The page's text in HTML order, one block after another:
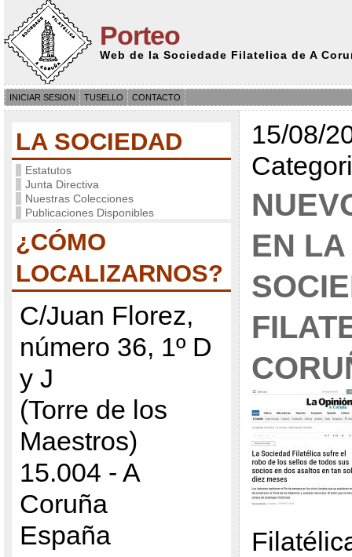
Porteo
Web de la Sociedade Filatelica de A
INICIAR SESION TUSELLO CONTACTO
LA SOCIEDAD
Estatutos
Junta Directiva
Nuestras Colecciones
Publicaciones Disponibles
¿CÓMO
LOCALIZARNOS?
C/Juan Florez,
número 36, 1º D
y J
(Torre de los
Maestros)
15.004 - A
Coruña
España
15/08/
EN LA